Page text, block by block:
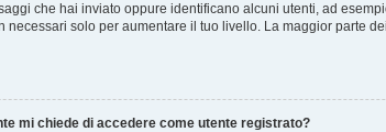
che hai inviato oppure identificano alcuni utenti, ad
solo per aumentare il tuo livello. La maggior parte
mi chiede di accedere come utente registrato?